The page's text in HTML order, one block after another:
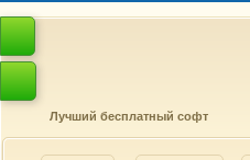
Лучший бесплатный софт